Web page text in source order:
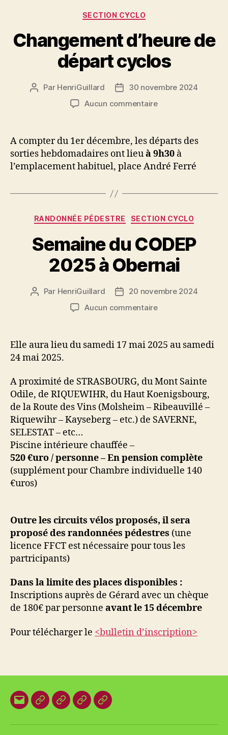
Catégories
SECTION CYCLO
Changement d’heure de
départ cyclos
Auteur
Par HenriGuillard
Date30 novembre 2024
Aucun commentairesur
de
départ
cyclos
A compter du 1er décembre, les départs des
sorties hebdomadaires ont lieuà 9h30 à
l’emplacement habituel, place André Ferré
Catégories
RANDONNÉE PÉDESTRE SECTION CYCLO
Semaine du CODEP
2025 à Obernai
Auteur
Par HenriGuillard
Date20 novembre 2024
Aucun commentairesur
CODEP
Elle aura lieu du samedi 17 mai 2025 au samedi
24 mai 2025.
A proximité de STRASBOURG, du Mont Sainte
Odile, de RIQUEWIHR, du Haut Koenigsbourg,
de la Route des Vins (Molsheim – Ribeauvillé –
Riquewihr – Kayseberg – etc.) de SAVERNE,
SELESTAT – etc…
Piscine intérieure chauffée –
520 €uro / personne – En pension complète
(supplément pour Chambre individuelle 140
€uros)
Outre les circuits vélos proposés, il sera
proposé des randonnées pédestres (une
licence FFCT est nécessaire pour tous les
partricipants)
Dans la limite des places disponibles :
Inscriptions auprès de Gérard avec un chèque
de 180€ par personne avant le 15 décembre
Pour télécharger le <bulletin d’inscription>
E-
Organisation
Animations
VestesBrevets